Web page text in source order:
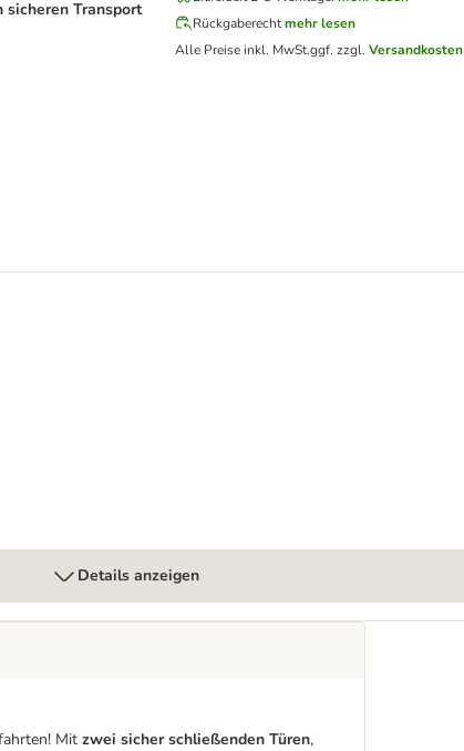
sicheren Transport
Rückgaberecht mehr lesen
Alle Preise inkl. MwSt.ggf. zzgl. Versandkosten
Details anzeigen
Mit zwei sicher schließenden Türen,